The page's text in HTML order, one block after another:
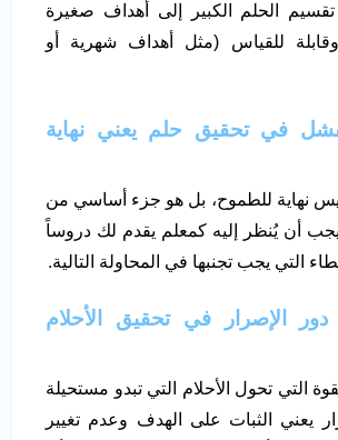
تقسيم الحلم الكبير إلى أهداف صغيرة
للقياس (مثل أهداف شهرية أو
في تحقيق حلم يعني نهاية
ليس نهاية للطموح، بل هو جزء أساسي من
يجب أن يُنظر إليه كمعلم يقدم لك دروساً
التي يجب تجنبها في المحاولة التالية.
دور الإصرار في تحقيق الأحلام
التي تحول الأحلام التي تبدو مستحيلة
يعني الثبات على الهدف وعدم تغيير